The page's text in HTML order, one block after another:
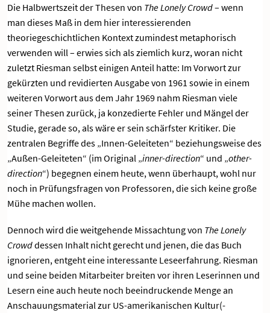
Die Halbwertszeit der Thesen von The Lonely Crowd– wenn
man dieses Maß in dem hier interessierenden
theoriegeschichtlichen Kontext zumindest metaphorisch
verwenden will – erwies sich als ziemlich kurz, woran nicht
zuletzt Riesman selbst einigen Anteil hatte: Im Vorwort zur
gekürzten und revidierten Ausgabe von 1961 sowie in einem
weiteren Vorwort aus dem Jahr 1969 nahm Riesman viele
seiner Thesen zurück, ja konzedierte Fehler und Mängel der
Studie, gerade so, als wäre er sein schärfster Kritiker. Die
zentralen Begriffe des „Innen-Geleiteten“ beziehungsweise des
„Außen-Geleiteten“ (im Original „inner-direction“ und „other-
direction“) begegnen einem heute, wenn überhaupt, wohl nur
noch in Prüfungsfragen von Professoren, die sich keine große
Mühe machen wollen.
Dennoch wird die weitgehende Missachtung von The Lonely
Crowddessen Inhalt nicht gerecht und jenen, die das Buch
ignorieren, entgeht eine interessante Leseerfahrung. Riesman
und seine beiden Mitarbeiter breiten vor ihren Leserinnen und
Lesern eine auch heute noch beeindruckende Menge an
Anschauungsmaterial zur US-amerikanischen Kultur(-